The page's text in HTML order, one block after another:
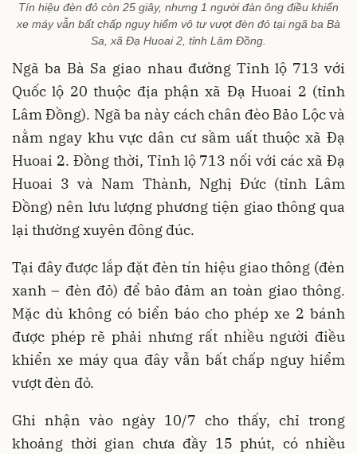
Tín hiệu đèn đỏ còn 25 giây, nhưng 1 người đàn ông điều khiển
xe máy vẫn bất chấp nguy hiểm vô tư vượt đèn đỏ tại ngã ba Bà
Sa, xã Đạ Huoai 2, tỉnh Lâm Đồng.
Ngã ba Bà Sa giao nhau đường Tỉnh lộ 713 với
Quốc lộ 20 thuộc địa phận xã Đạ Huoai 2 (tỉnh
Lâm Đồng). Ngã ba này cách chân đèo Bảo Lộc và
nằm ngay khu vực dân cư sầm uất thuộc xã Đạ
Huoai 2. Đồng thời, Tỉnh lộ 713 nối với các xã Đạ
Huoai 3 và Nam Thành, Nghị Đức (tỉnh Lâm
Đồng) nên lưu lượng phương tiện giao thông qua
lại thường xuyên đông đúc.
Tại đây được lắp đặt đèn tín hiệu giao thông (đèn
xanh – đèn đỏ) để bảo đảm an toàn giao thông.
Mặc dù không có biển báo cho phép xe 2 bánh
được phép rẽ phải nhưng rất nhiều người điều
khiển xe máy qua đây vẫn bất chấp nguy hiểm
vượt đèn đỏ.
Ghi nhận vào ngày 10/7 cho thấy, chỉ trong
khoảng thời gian chưa đầy 15 phút, có nhiều